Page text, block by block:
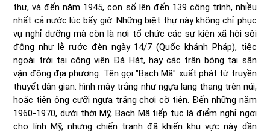
thự, và đến năm 1945, con số lên đến 139 công trình, nhiều
nhất cả nước lúc bấy giờ. Những biệt thự này không chỉ phục
vụ nghỉ dưỡng mà còn là nơi tổ chức các sự kiện xã hội sôi
động như lễ rước đèn ngày 14/7 (Quốc khánh Pháp), tiệc
ngoài trời tại công viên Đá Hát, hay các trận bóng tại sân
vận động địa phương. Tên gọi "Bạch Mã" xuất phát từ truyền
thuyết dân gian: hình mây trắng như ngựa lang thang trên núi,
hoặc tiên ông cưỡi ngựa trắng chơi cờ tiên. Đến những năm
1960-1970, dưới thời Mỹ, Bạch Mã tiếp tục là điểm nghỉ ngơi
cho lính Mỹ, nhưng chiến tranh đã khiến khu vực này dần